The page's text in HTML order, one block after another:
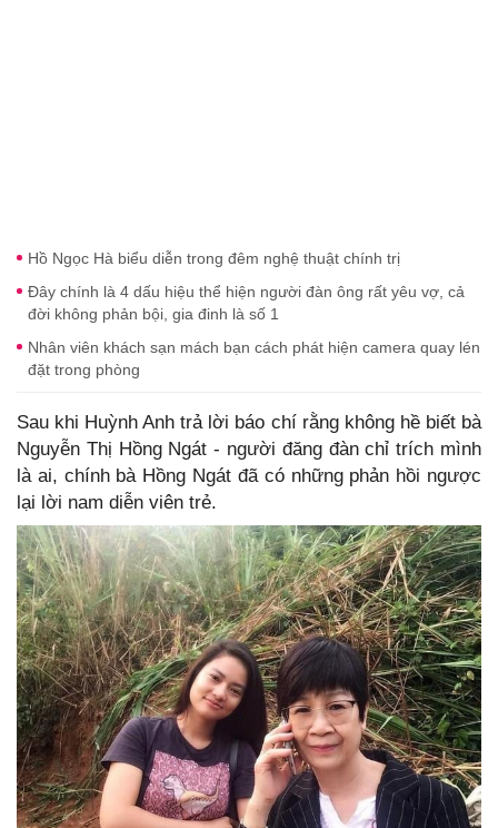
Hồ Ngọc Hà biểu diễn trong đêm nghệ thuật chính trị
Đây chính là 4 dấu hiệu thể hiện người đàn ông rất yêu vợ, cả
đời không phản bội, gia đinh là số 1
Nhân viên khách sạn mách bạn cách phát hiện camera quay lén
đặt trong phòng
Sau khi Huỳnh Anh trả lời báo chí rằng không hề biết bà
Nguyễn Thị Hồng Ngát - người đăng đàn chỉ trích mình
là ai, chính bà Hồng Ngát đã có những phản hồi ngược
lại lời nam diễn viên trẻ.